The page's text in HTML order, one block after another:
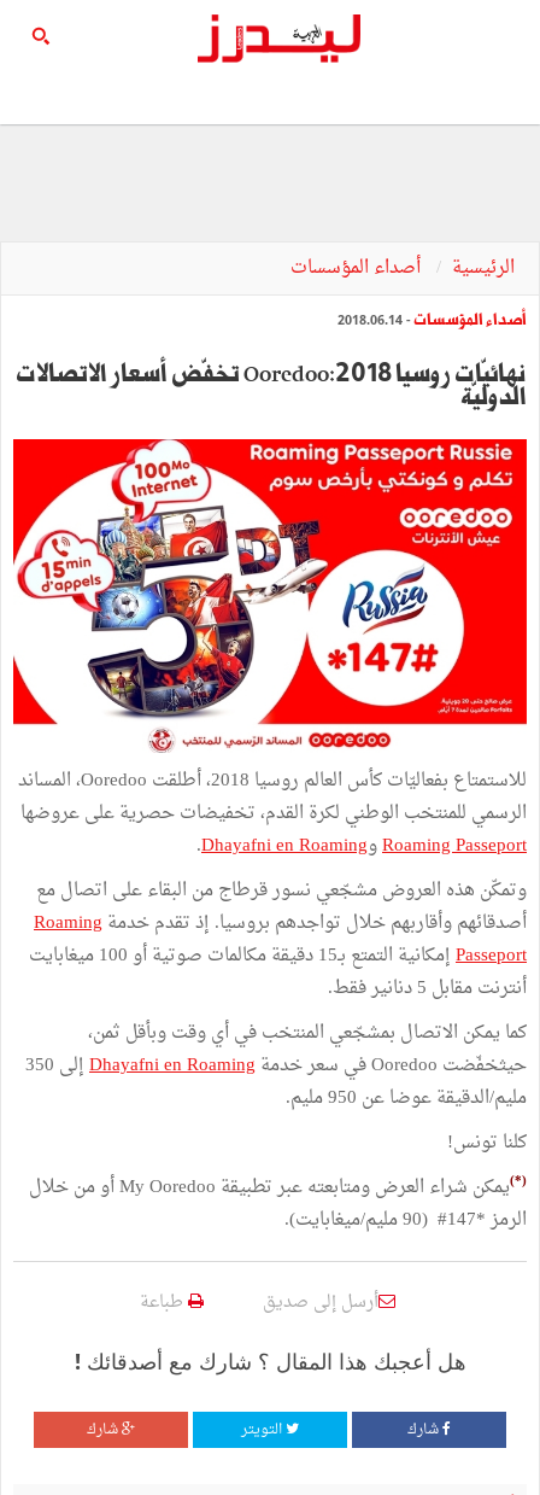
الرئيسية أصداء المؤسسات
أصداء المؤسسات- 2018.06.14
نهائيّات روسيا 2018:Ooredoo تخفّض أسعار الاتصالات
الدوليّة
للاستمتاع بفعاليّات كأس العالم روسيا 2018، أطلقت Ooredoo، المساند
الرسمي للمنتخب الوطني لكرة القدم، تخفيضات حصرية على عروضها
Roaming PasseportوDhayafni en Roaming
.
وتمكّن هذه العروض مشجّعي نسور قرطاج من البقاء على اتصال مع
أصدقائهم وأقاربهم خلال تواجدهم بروسيا. إذ تقدم خدمةRoaming
Passeport
إمكانية التمتع بـ15 دقيقة مكالمات صوتية أو 100 ميغابايت
أنترنت مقابل 5 دنانير فقط.
كما يمكن الاتصال بمشجّعي المنتخب في أي وقت وبأقل ثمن،
حيثخفّضت Ooredoo في سعر خدمة
Dhayafni en Roaming
إلى 350
مليم/الدقيقة عوضا عن 950 مليم.
كلنا تونس!
(*)
يمكن شراء العرض ومتابعته عبر تطبيقة My Ooredoo أو من خلال
الرمز *147# (90 مليم/ميغابايت).
أرسل إلى صديق طباعة
هل أعجبك هذا المقال ؟ شارك مع أصدقائك !
شارك التويتر شارك